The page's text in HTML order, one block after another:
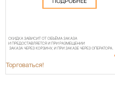
Торговаться!